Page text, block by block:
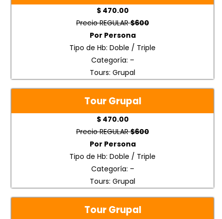
$ 470.00
Precio REGULAR$600
Por Persona
Tipo de Hb: Doble / Triple
Categoría: –
Tours: Grupal
Tour Grupal
$ 470.00
Precio REGULAR$600
Por Persona
Tipo de Hb: Doble / Triple
Categoría: –
Tours: Grupal
Tour Grupal